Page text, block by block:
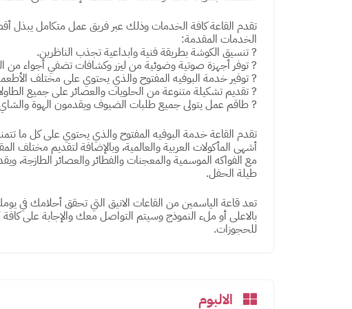
تقدم القاعة كافة الخدمات وذلك عبر فريق عمل متكامل يبذل
الخدمات المقدمة:
? تنسيق الكوشة بطريقة فنية وابداعية تجذب الناظرين.
? توفر أجهزة صوتية وضوئية من ليزر وكشافات تضفي أجواء من
? توفير خدمة البوفيه المفتوح والذي يحتوي على مختلف
? تقديم تشكيلة متنوعة من الحلويات والعصائر على جميع
? طاقم عمل يتولى جميع طلبات الضيوف ويقدمون الهوة
تقدم القاعة خدمة البوفيه المفتوح والذي يحتوي على كل
أشهى المأكولات العربية والعالمية، وبالإضافة لتقديم مختلف
مع الفواكه الموسمية والمعجنات والفطائر والعصائر الطازجة،
طيلة الحفل.
تعد قاعة الياسمين من القاعات الانيق التي تحقق أحلامك في
بالاعلى أو ملء النموذج وسيتم التواصل معك والإجابة على
للحجوزات.
الالبوم